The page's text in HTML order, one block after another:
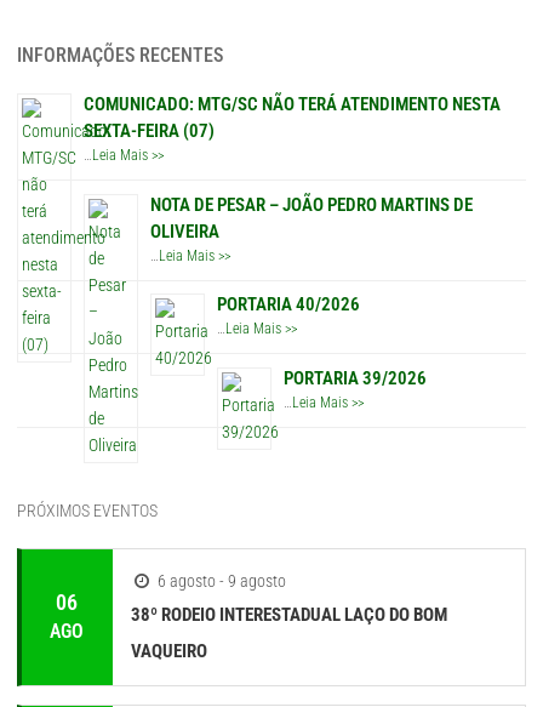
INFORMAÇÕES RECENTES
COMUNICADO: MTG/SC NÃO TERÁ ATENDIMENTO NESTA
SEXTA-FEIRA (07)
…Leia Mais >>
NOTA DE PESAR – JOÃO PEDRO MARTINS DE
OLIVEIRA
…Leia Mais >>
PORTARIA 40/2026
…Leia Mais >>
PORTARIA 39/2026
Leia Mais >>
PRÓXIMOS EVENTOS
06
AGO
6 agosto - 9 agosto
38º RODEIO INTERESTADUAL LAÇO DO BOM
VAQUEIRO